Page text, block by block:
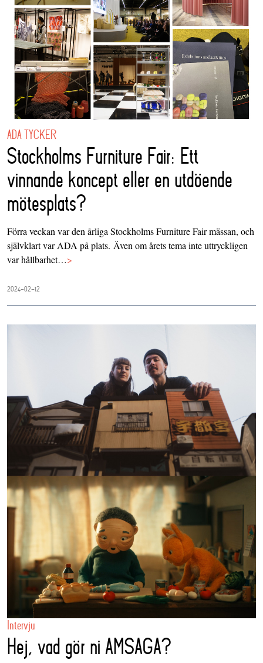
ADA TYCKER
Stockholms Furniture Fair: Ett
vinnande koncept eller en utdöende
mötesplats?
Förra veckan var den årliga Stockholms Furniture Fair mässan, och
självklart var ADA på plats. Även om årets tema inte uttryckligen
var hållbarhet…>
2024-02-12
Intervju
Hej, vad gör ni AMSAGA?